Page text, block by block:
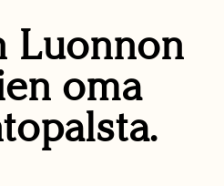
Luonnon
oma